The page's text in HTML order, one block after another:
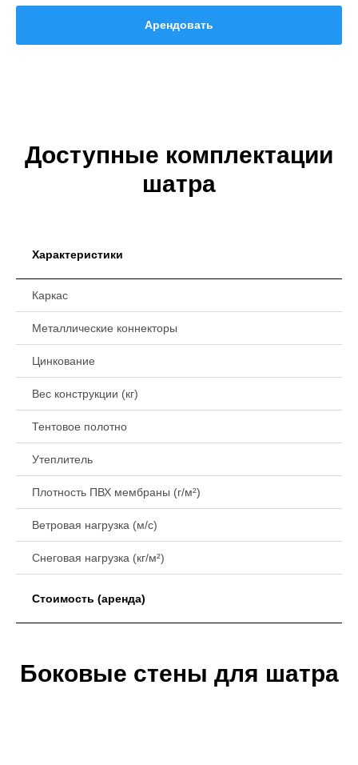
Арендовать
Доступные комплектации
шатра
Характеристики
Каркас
Металлические коннекторы
Цинкование
Вес конструкции (кг)
Тентовое полотно
Утеплитель
Плотность ПВХ мембраны (г/м²)
Ветровая нагрузка (м/с)
Снеговая нагрузка (кг/м²)
Стоимость (аренда)
Боковые стены для шатра